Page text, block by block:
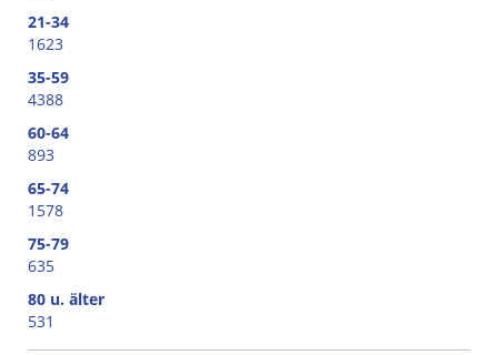
21-34
1623
35-59
4388
60-64
893
65-74
1578
75-79
635
80 u. älter
531